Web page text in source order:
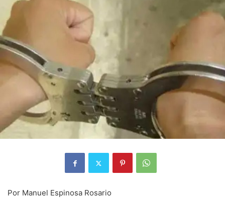
Por Manuel Espinosa Rosario